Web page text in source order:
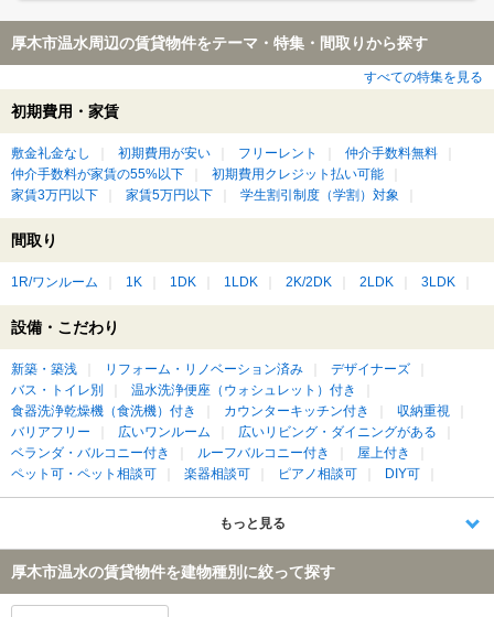
厚木市温水周辺の賃貸物件をテーマ・特集・間取りから探す
すべての特集を見る
初期費用・家賃
敷金礼金なし 初期費用が安い フリーレント
仲介手数料無料
仲介手数料が家賃の55%以下
初期費用クレジット払い可能
家賃3万円以下
家賃5万円以下 学生割引制度（学割）対象
間取り
1R/ワンルーム 1K 1DK 1LDK 2K/2DK 2LDK 3LDK
設備・こだわり
新築・築浅 リフォーム・リノベーション済み
デザイナーズ
バス・トイレ別
温水洗浄便座（ウォシュレット）付き
食器洗浄乾燥機（食洗機）付き
カウンターキッチン付き
収納重視
バリアフリー
広いワンルーム
広いリビング・ダイニングがある
ベランダ・バルコニー付き
ルーフバルコニー付き
屋上付き
ペット可・ペット相談可
楽器相談可 ピアノ相談可 DIY可
もっと見る
厚木市温水の賃貸物件を建物種別に絞って探す